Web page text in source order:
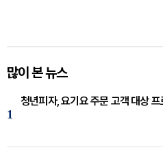
많이 본 뉴스
1
청년피자, 요기요 주문 고객 대상 프